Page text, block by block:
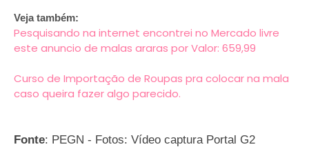
Veja também:
Pesquisando na internet encontrei no Mercado livre
este anuncio de malas araras por Valor: 659,99
Curso de Importação de Roupas pra colocar na mala
caso queira fazer algo parecido.
Fonte: PEGN - Fotos: Vídeo captura Portal G2